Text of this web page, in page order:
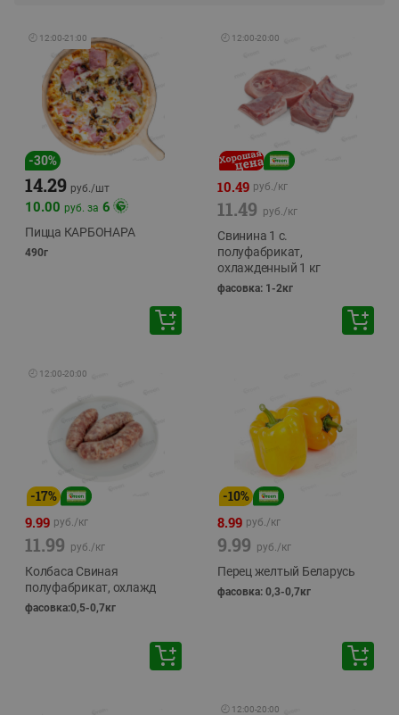
🕘 12:00-21:00
-30%
14.29 руб./шт
10.00 руб. за 6
Пицца КАРБОНАРА
490г
🕘 12:00-20:00
10.49 руб./кг
11.49 руб./кг
Свинина 1 с.
полуфабрикат,
охлажденный 1 кг
фасовка: 1-2кг
🕘 12:00-20:00
-17%
9.99 руб./кг
11.99 руб./кг
Колбаса Свиная
полуфабрикат, охлажд
фасовка:0,5-0,7кг
-10%
8.99 руб./кг
9.99 руб./кг
Перец желтый Беларусь
фасовка: 0,3-0,7кг
🕘 12:00-20:00